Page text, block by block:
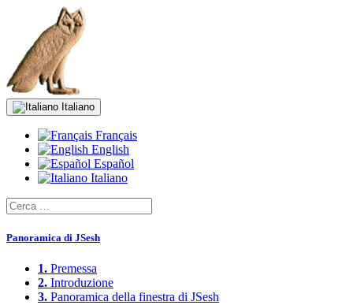
Italiano
Français
English
Español
Italiano
Panoramica di JSesh
1. Premessa
2. Introduzione
3. Panoramica della finestra di JSesh